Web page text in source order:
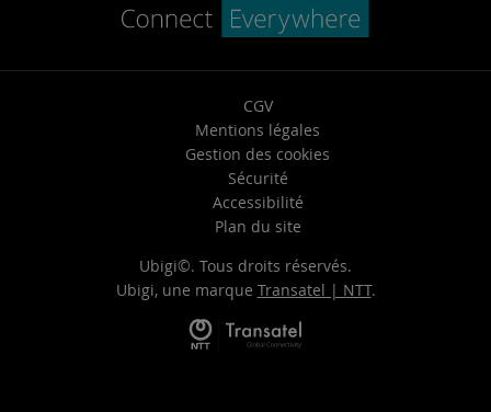
CGV
Mentions légales
Gestion des cookies
Sécurité
Accessibilité
Plan du site
Ubigi©. Tous droits réservés.
Ubigi, une marque Transatel | NTT.